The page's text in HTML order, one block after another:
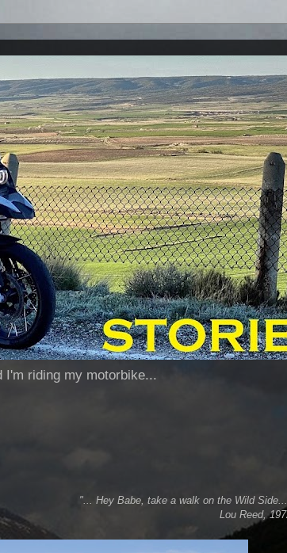
I'm riding my motorbike...
"... Hey Babe, take a walk on the Wild
Lou Reed,